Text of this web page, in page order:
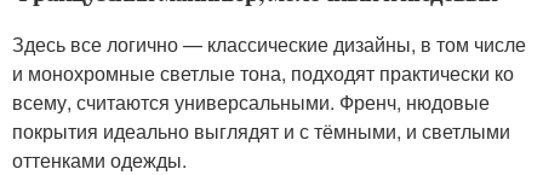
Здесь все логично — классические дизайны, в том числе
и монохромные светлые тона, подходят практически ко
всему, считаются универсальными. Френч, нюдовые
покрытия идеально выглядят и с тёмными, и светлыми
оттенками одежды.